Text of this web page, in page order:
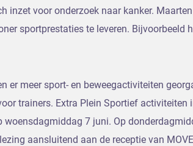
inzet voor onderzoek naar kanker.
sportprestaties te leveren. Bijvoorbeeld
er meer sport- en beweegactiviteiten
trainers. Extra Plein Sportief activiteiten
woensdagmiddag 7 juni. Op
aansluitend aan de receptie van